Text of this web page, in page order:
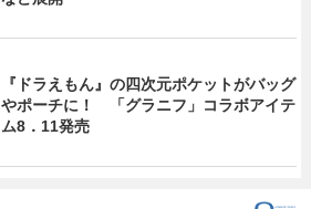
『ドラえもん』の四次元ポケットがバッグ
やポーチに！ 「グラニフ」コラボアイテ
ム8．11発売